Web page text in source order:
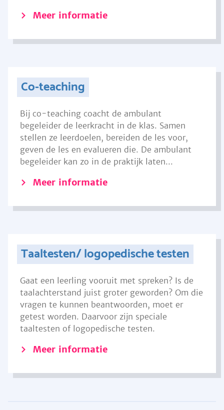
Meer informatie
Co-teaching
Bij co-teaching coacht de ambulant
begeleider de leerkracht in de klas. Samen
stellen ze leerdoelen, bereiden de les voor,
geven de les en evalueren die. De ambulant
begeleider kan zo in de praktijk laten...
Meer informatie
Taaltesten/ logopedische testen
Gaat een leerling vooruit met spreken? Is de
taalachterstand juist groter geworden? Om die
vragen te kunnen beantwoorden, moet er
getest worden. Daarvoor zijn speciale
taaltesten of logopedische testen.
Meer informatie